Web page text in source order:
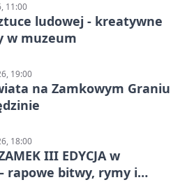
11:00
ludowej - kreatywne
w muzeum
19:00
na Zamkowym Graniu
18:00
III EDYCJA w
rapowe bitwy, rymy i